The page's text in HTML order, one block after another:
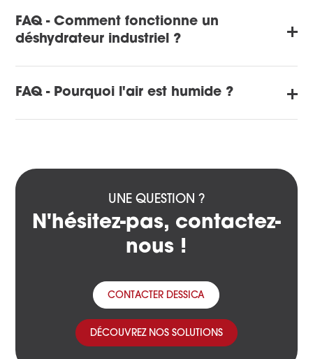
FAQ - Comment fonctionne un
déshydrateur industriel ?
FAQ - Pourquoi l'air est humide ?
UNE QUESTION ?
N'hésitez-pas, contactez-
nous !
CONTACTER DESSICA
DÉCOUVREZ NOS SOLUTIONS